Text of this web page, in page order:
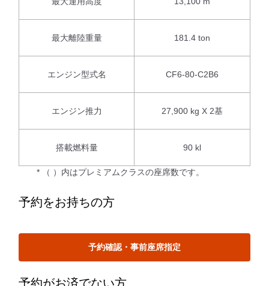
最大離陸重量 181.4 ton
エンジン型式名 CF6-80-C2B6
エンジン推力 27,900 kg X 2基
搭載燃料量 90 kl
* （ ）内はプレミアムクラスの座席数です。
予約をお持ちの方
予約確認・事前座席指定
予約がお済でない方